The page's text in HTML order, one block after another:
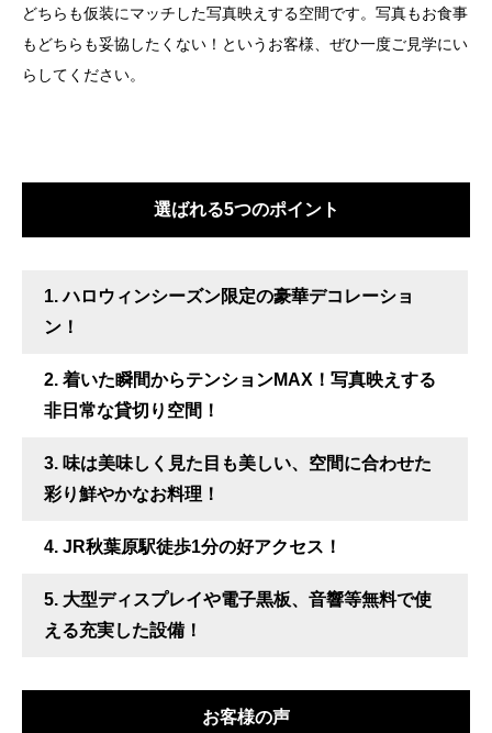
どちらも仮装にマッチした写真映えする空間です。写真もお食事
もどちらも妥協したくない！というお客様、ぜひ一度ご見学にい
らしてください。
選ばれる5つのポイント
1. ハロウィンシーズン限定の豪華デコレーショ
ン！
2. 着いた瞬間からテンションMAX！写真映えする
非日常な貸切り空間！
3. 味は美味しく見た目も美しい、空間に合わせた
彩り鮮やかなお料理！
4. JR秋葉原駅徒歩1分の好アクセス！
5. 大型ディスプレイや電子黒板、音響等無料で使
える充実した設備！
お客様の声